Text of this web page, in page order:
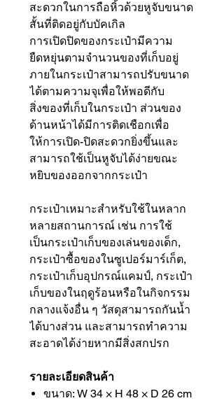
สะดวกในการถือหิ้วด้วยหูจับขนาด
สั้นที่ติดอยู่กับบัคเกิล
การเปิดปิดของกระเป๋ามีความ
ยืดหยุ่นตามจำนวนของที่เก็บอยู่
ภายในกระเป๋าสามารถปรับขนาด
ได้ตามความจุเพื่อให้พอดีกับ
สิ่งของที่เก็บในกระเป๋า ส่วนของ
ด้านหน้าได้มีการติดเชือกเพื่อ
ให้การเปิด-ปิดสะดวกยิ่งขึ้นและ
สามารถใช้เป็นหูจับได้ง่ายขณะ
หยิบของออกจากกระเป๋า
กระเป๋าเหมาะสำหรับใช้ในหลาก
หลายสถานการณ์ เช่น การใช้
เป็นกระเป๋าเก็บของเล่นของเด็ก,
กระเป๋าซื้อของในซูเปอร์มาร์เก็ต,
กระเป๋าเก็บอุปกรณ์แคมป์, กระเป๋า
เก็บของในฤดูร้อนหรือในกิจกรรม
กลางแจ้งอื่น ๆ วัสดุสามารถกันน้ำ
ได้บางส่วน และสามารถทำความ
สะอาดได้ง่ายหากมีสิ่งสกปรก
รายละเอียดสินค้า
ขนาด: W 34 × H 48 × D 26 cm